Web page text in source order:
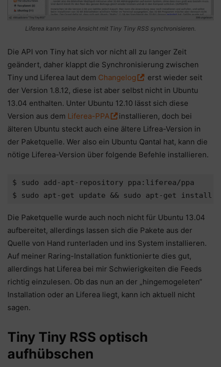
Liferea kann seine Ansicht mit Tiny Tiny RSS synchronisieren.
Die API von Tiny hat sich vor nicht all zu langer Zeit
geändert, daher klappt die Synchronisierung zwischen
Tiny und Liferea laut dem Changelog
erst wieder seit
der Version 1.8.12, diese ist aber selbst nicht in Ubuntu
13.04 enthalten. Unter Ubuntu 12.10 lässt sich diese
Version aus dem Liferea-PPA
installieren, doch bei
älteren Ubuntu steckt auch eine ältere Lifrea-Version in
der Paketquelle. Wer also ein Ubuntu Qantal hat, kann die
nötige Liferea-Version über folgende Befehle installieren.
$ sudo add-apt-repository ppa:liferea/ppa
$ sudo apt-get update && sudo apt-get install
Die Paketquelle wurde auch noch nicht für Ubuntu 13.04
aufbereitet, allerdings lassen sich die Pakete aus der
Quelle von Hand runterladen und ins System installieren.
Auf meiner Raring-Installation funktionierte dies gut,
allerdings hat Liferea bei mir Schwierigkeiten die Feeds
richtig einzulesen. Ob das nun an der „hingemogeleten“
Installation oder an Liferea liegt, kann ich aktuell nicht
sagen.
Tiny Tiny RSS optisch
aufhübschen